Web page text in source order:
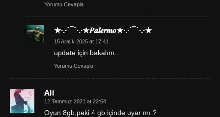
Yorumu Cevapla
★·.·´¯`·.·★𝑷𝒂𝒍𝒆𝒓𝒎𝒐★·.·´¯`·.·★
15 Aralık 2025 at 17:41
update için bakalım..
Yorumu Cevapla
Ali
12 Temmuz 2021 at 22:54
Oyun 8gb,peki 4 gb içinde uyar mı ?